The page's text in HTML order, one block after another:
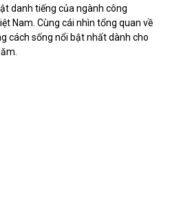
danh tiếng của ngành công
Nam. Cùng cái nhìn tổng quan về
cách sống nổi bật nhất dành cho